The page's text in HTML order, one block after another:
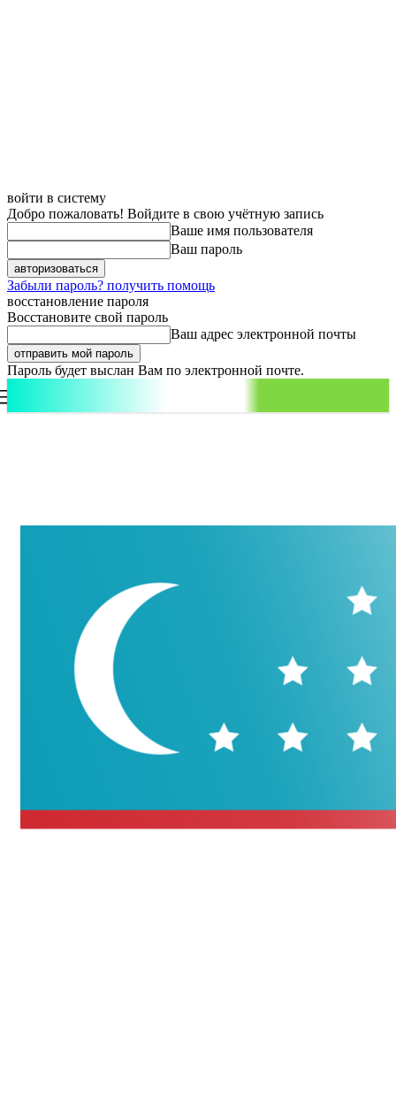
войти в систему
Добро пожаловать! Войдите в свою учётную запись
Ваше имя пользователя
Ваш пароль
Забыли пароль? получить помощь
восстановление пароля
Восстановите свой пароль
Ваш адрес электронной почты
Пароль будет выслан Вам по электронной почте.